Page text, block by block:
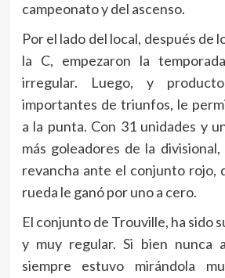
campeonato y del ascenso.
Por el lado del local, después de
la C, empezaron la
irregular. Luego, y
importantes de triunfos, le
a la punta. Con 31 unidades y
más goleadores de la
revancha ante el conjunto rojo,
rueda le ganó por uno a cero.
El conjunto de Trouville, ha sido
y muy regular. Si bien nunca
siempre estuvo mirándola